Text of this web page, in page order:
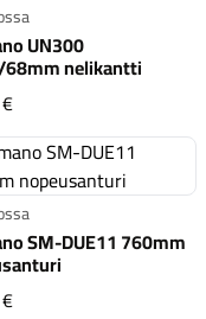
qr vannejarru
UN300
nelikantti
Shimano UN300
44T
SM-DUE11 760mm
Shimano SM-DUE11